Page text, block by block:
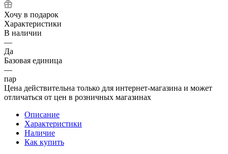
Хочу в подарок
Характеристики
В наличии
—
Да
Базовая единица
—
пар
Цена действительна только для интернет-магазина и может
отличаться от цен в розничных магазинах
Описание
Характеристики
Наличие
Как купить